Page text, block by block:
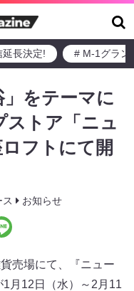
延長決定! # M-1グラン
をテーマに
ストア「ニュ
フトにて開
ス お知らせ
売場にて、『ニュー
月12日（水）～2月11